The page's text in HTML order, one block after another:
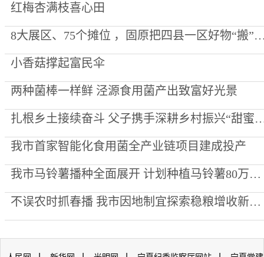
红梅杏满枝喜心田
8大展区、75个摊位 ，固原把四县一区
小香菇撑起富民伞
两种菌棒一样鲜 泾源食用菌产出致富好光景
扎根乡土接续奋斗 父子携手深
我市首家智能化食用菌全产业链项目建成投产
我市马铃薯播种全面展开 计划种植马铃薯80万亩 全产业链产值预计60亿元
不误农时抓春播 我市因地制宜探索稳粮增收新路径